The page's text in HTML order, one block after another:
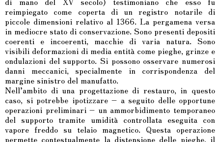
reimpiegato come coperta di un registro notarile di
piccole dimensioni relativo al 1366. La pergamena versa
in mediocre stato di conservazione. Sono presenti depositi
coerenti e incoerenti, macchie di varia natura. Sono
visibili deformazioni di media entità come pieghe, grinze e
ondulazioni del supporto. Si possono osservare numerosi
danni meccanici, specialmente in corrispondenza del
margine sinistro del manufatto.
Nell’ambito di una progettazione di restauro, in questo
caso, si potrebbe ipotizzare – a seguito delle opportune
operazioni preliminari – un ammorbidimento temporaneo
del supporto tramite umidità controllata eseguita con
vapore freddo su telaio magnetico. Questa operazione
permette contestualmente la distensione delle pieghe, il